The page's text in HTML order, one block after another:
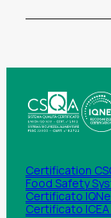
Certification
Food Safety
Certificato
Certificato